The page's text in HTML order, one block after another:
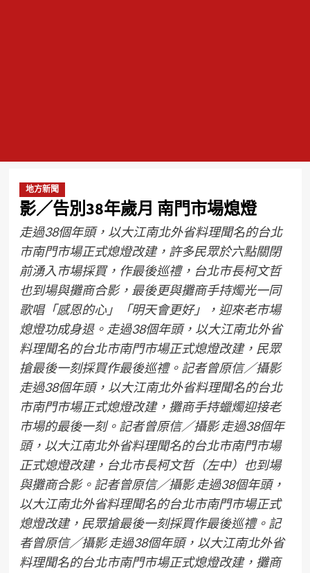
地方新聞
影／告別38年歲月 南門市場熄燈
走過38個年頭，以大江南北外省料理聞名的台北
市南門市場正式熄燈改建，許多民眾於六點關閉
前湧入市場採買，作最後巡禮，台北市長柯文哲
也到場與攤商合影，最後更與攤商手持燭光一同
歌唱「感恩的心」「明天會更好」，迎來老市場
熄燈功成身退。走過38個年頭，以大江南北外省
料理聞名的台北市南門市場正式熄燈改建，民眾
搶最後一刻採買作最後巡禮。記者曾原信／攝影
走過38個年頭，以大江南北外省料理聞名的台北
市南門市場正式熄燈改建，攤商手持蠟燭迎接老
市場的最後一刻。記者曾原信／攝影 走過38個年
頭，以大江南北外省料理聞名的台北市南門市場
正式熄燈改建，台北市長柯文哲（左中）也到場
與攤商合影。記者曾原信／攝影 走過38個年頭，
以大江南北外省料理聞名的台北市南門市場正式
熄燈改建，民眾搶最後一刻採買作最後巡禮。記
者曾原信／攝影 走過38個年頭，以大江南北外省
料理聞名的台北市南門市場正式熄燈改建，攤商